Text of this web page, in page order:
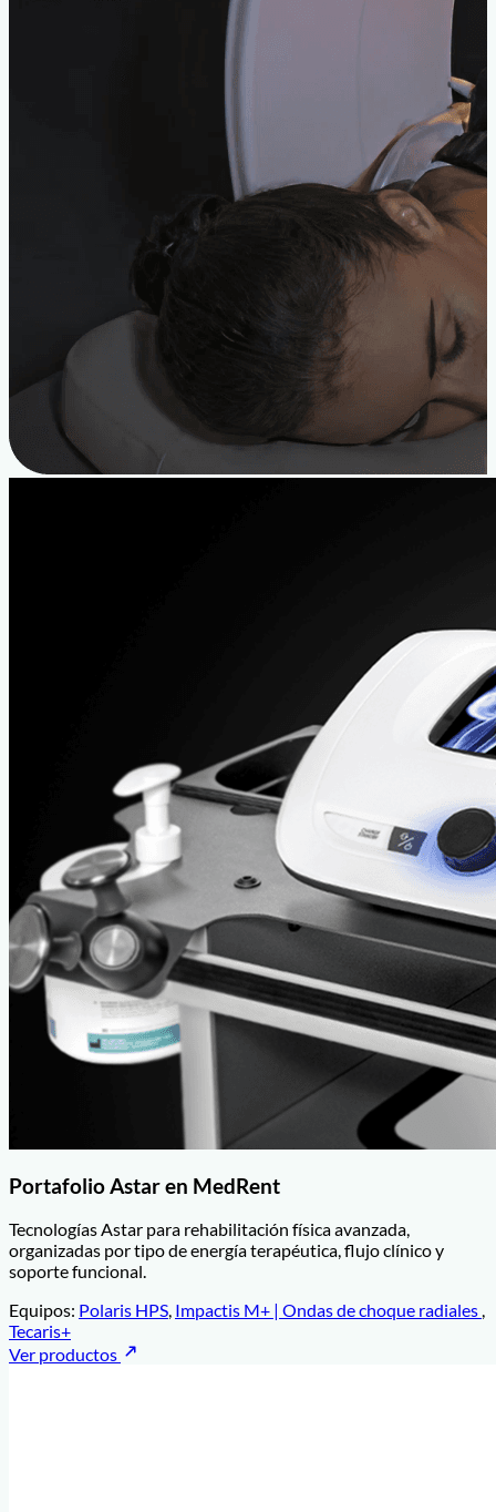
Portafolio Astar en MedRent
Tecnologías Astar para rehabilitación física avanzada,
organizadas por tipo de energía terapéutica, flujo clínico y
soporte funcional.
Equipos: Polaris HPS, Impactis M+ | Ondas de choque radiales ,
Tecaris+
Ver productos